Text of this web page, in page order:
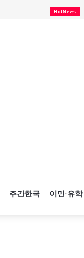
HotNews
주간한국 이민·유학